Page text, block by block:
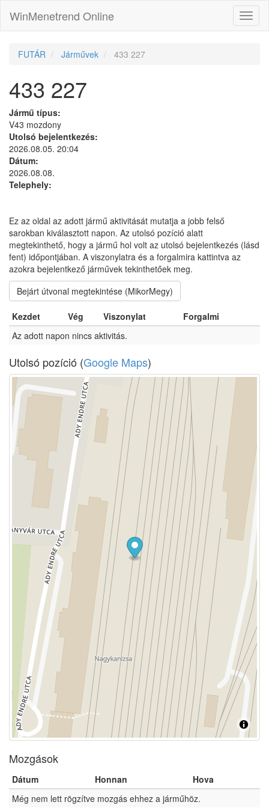
WinMenetrend Online
FUTÁR Járművek 433 227
433 227
Jármű típus:
V43 mozdony
Utolsó bejelentkezés:
2026.08.05. 20:04
Dátum:
2026.08.08.
Telephely:
Ez az oldal az adott jármű aktivitását mutatja a jobb felső
sarokban kiválasztott napon. Az utolsó pozíció alatt
megtekinthető, hogy a jármű hol volt az utolsó bejelentkezés (lásd
fent) időpontjában. A viszonylatra és a forgalmira kattintva az
azokra bejelentkező járművek tekinthetőek meg.
Bejárt útvonal megtekintése (MikorMegy)
Kezdet Vég Viszonylat
Forgalmi
Az adott napon nincs aktivitás.
Utolsó pozíció (Google Maps)
Mozgások
Dátum Honnan
Hova
Még nem lett rögzítve mozgás ehhez a járműhöz.